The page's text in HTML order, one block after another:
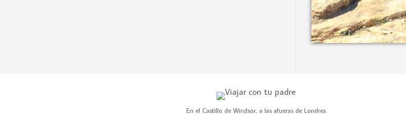
En el Castillo de Windsor, a las afueras de Londres